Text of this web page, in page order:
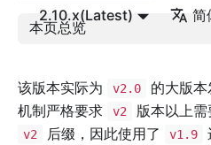
2.10.x(Latest) 简
本页总览
该版本实际为 v2.0 的大版
机制严格要求 v2 版本以上需
v2 后缀，因此使用了 v1.9